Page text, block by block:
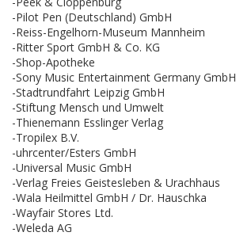
-Pilot Pen (Deutschland) GmbH
-Reiss-Engelhorn-Museum Mannheim
-Ritter Sport GmbH & Co. KG
-Shop-Apotheke
-Sony Music Entertainment Germany GmbH
-Stadtrundfahrt Leipzig GmbH
-Stiftung Mensch und Umwelt
-Thienemann Esslinger Verlag
-Tropilex B.V.
-uhrcenter/Esters GmbH
-Universal Music GmbH
-Verlag Freies Geistesleben & Urachhaus
-Wala Heilmittel GmbH / Dr. Hauschka
-Wayfair Stores Ltd.
-Weleda AG